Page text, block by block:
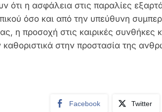
ότι η ασφάλεια στις παραλίες
όσο και από την υπεύθυνη
η προσοχή στις καιρικές συνθήκες
στην προστασία της
Facebook Twitter